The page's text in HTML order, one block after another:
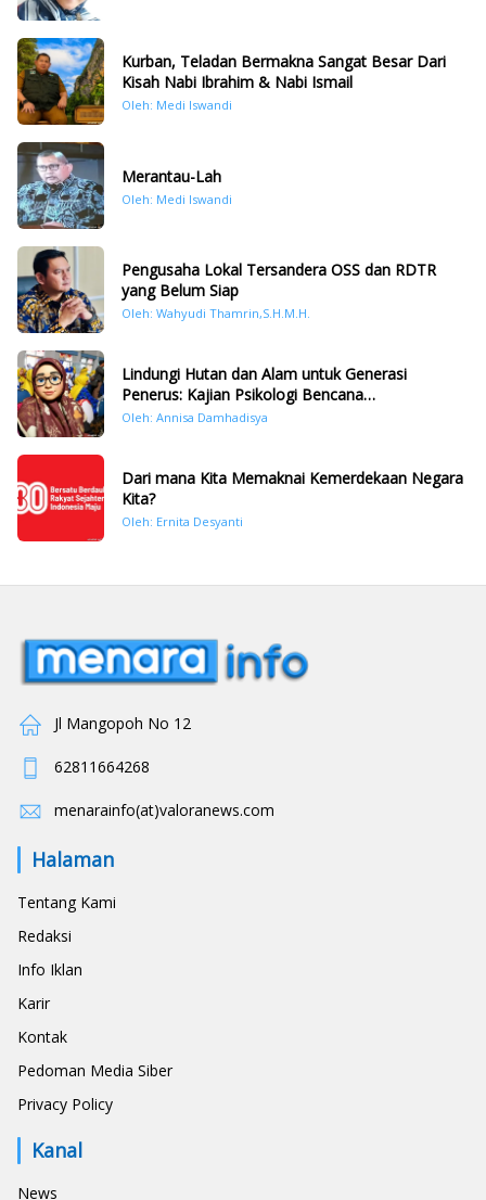
Kurban, Teladan Bermakna Sangat Besar Dari
Kisah Nabi Ibrahim & Nabi Ismail
Oleh: Medi Iswandi
Merantau-Lah
Oleh: Medi Iswandi
Pengusaha Lokal Tersandera OSS dan RDTR
yang Belum Siap
Oleh: Wahyudi Thamrin,S.H.M.H.
Lindungi Hutan dan Alam untuk Generasi
Penerus: Kajian Psikologi Bencana
Hidrometeorologi di Sumatera Pasca Tragedi
Oleh: Annisa Damhadisya
Dari mana Kita Memaknai Kemerdekaan Negara
Kita?
Oleh: Ernita Desyanti
Jl Mangopoh No 12
62811664268
menarainfo(at)valoranews.com
Halaman
Tentang Kami
Redaksi
Info Iklan
Karir
Kontak
Pedoman Media Siber
Privacy Policy
Kanal
News